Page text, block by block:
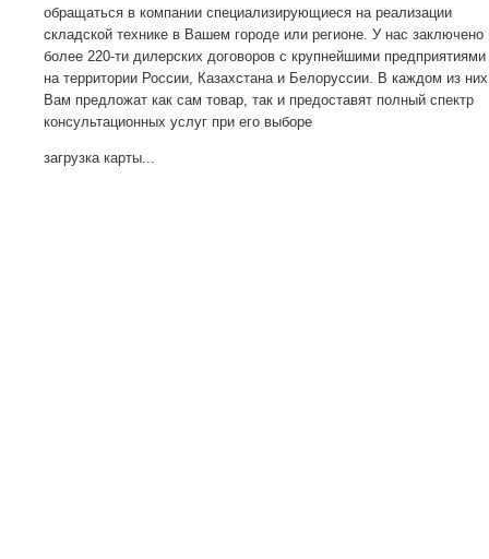
обращаться в компании специализирующиеся на реализации
складской технике в Вашем городе или регионе. У нас заключено
более 220-ти дилерских договоров с крупнейшими предприятиями
на территории России, Казахстана и Белоруссии. В каждом из них
Вам предложат как сам товар, так и предоставят полный спектр
консультационных услуг при его выборе
загрузка карты...